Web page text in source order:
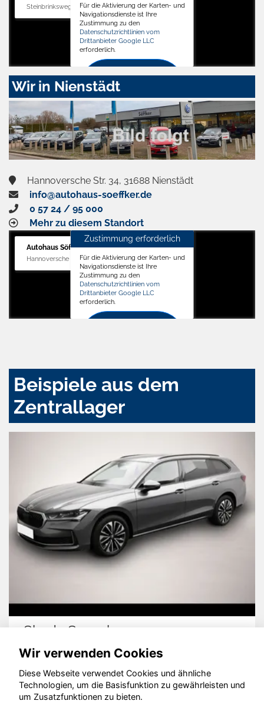
Steinbrinksweg 12, 31840 Hessisch Oldendorf
Für die Aktivierung der Karten- und
Navigationsdienste ist Ihre
Zustimmung zu den
Datenschutzrichtlinien vom
Drittanbieter Google LLC
erforderlich.
Zustimmen
aktivieren
Wir in Nienstädt
Hannoversche Str. 34, 31688 Nienstädt
info@autohaus-soeffker.de
0 57 24 / 95 000
Mehr zu diesem Standort
Autohaus Söffker GmbH
Hannoversche Str. 34, 31688 Nienstädt
Zustimmung erforderlich
Für die Aktivierung der Karten- und
Navigationsdienste ist Ihre
Zustimmung zu den
Datenschutzrichtlinien vom
Drittanbieter Google LLC
erforderlich.
Beispiele aus dem
Zentrallager
Skoda Superb
© konjunkturmotor.de GmbH 2020 - 2026
Wir verwenden Cookies
Diese Webseite verwendet Cookies und ähnliche
Technologien, um die Basisfunktion zu gewährleisten und
um Zusatzfunktionen zu bieten.